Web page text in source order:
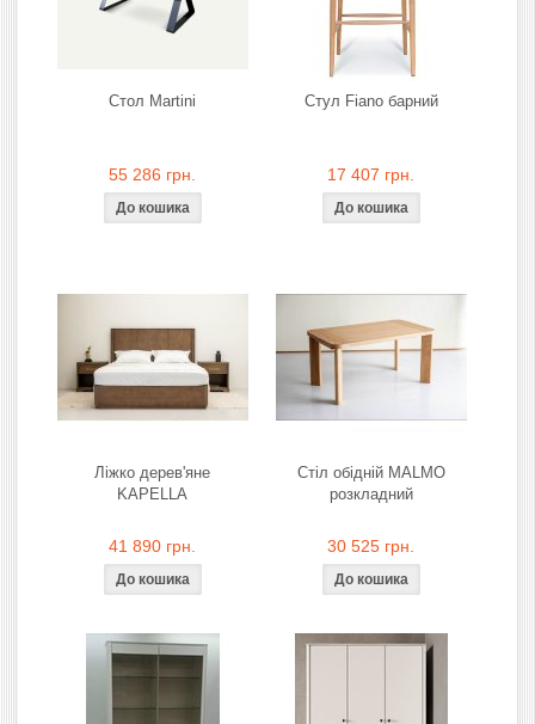
Стол Martini
55 286 грн.
Стул Fiano барний
17 407 грн.
Ліжко дерев'яне
KAPELLA
41 890 грн.
Стіл обідній MALMO
розкладний
30 525 грн.